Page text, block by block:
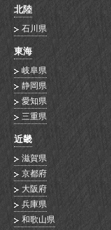
北陸
石川県
東海
岐阜県
静岡県
愛知県
三重県
近畿
滋賀県
京都府
大阪府
兵庫県
和歌山県